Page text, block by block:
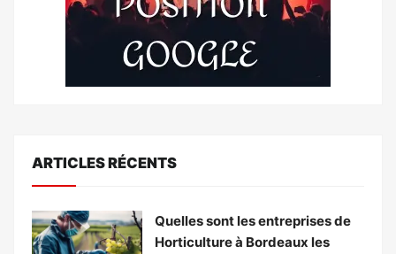
ARTICLES RÉCENTS
Quelles sont les entreprises de
Horticulture à Bordeaux les